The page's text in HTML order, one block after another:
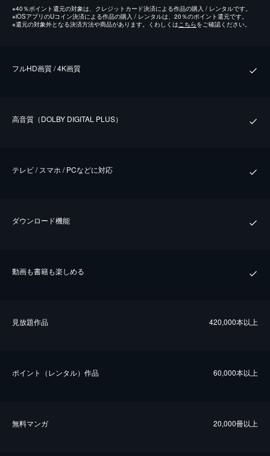
※40％ポイント還元の対象は、クレジットカード決済による作品の購入 / レンタルです。
※iOSアプリのUコイン決済による作品の購入 / レンタルは、20％のポイント還元です。
※還元の対象外となる決済方法や商品があります。くわしくは こちらをご確認ください。
フルHD画質 / 4K画質
⾼⾳質（DOLBY DIGITAL PLUS）
テレビ / スマホ / PCなどに対応
ダウンロード機能
動画も書籍も楽しめる
⾒放題作品 420,000本以上
ポイント（レンタル）作品 60,000本以上
無料マンガ 20,000冊以上